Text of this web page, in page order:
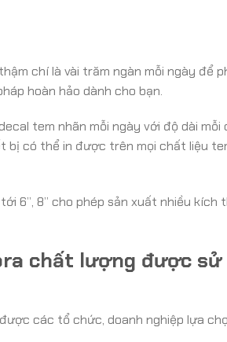
chí là vài trăm ngàn mỗi ngày để
hoàn hảo dành cho bạn.
tem nhãn mỗi ngày với độ dài mỗi
có thể in được trên mọi chất liệu
6”, 8” cho phép sản xuất nhiều
chất lượng được
các tổ chức, doanh nghiệp lựa